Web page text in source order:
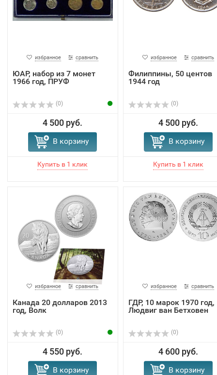
избранное сравнить
ЮАР, набор из 7 монет
1966 год, ПРУФ
(0)
4 500 руб.
В корзину
избранное сравнить
Филиппины, 50 центов
1944 год
(0)
4 500 руб.
В корзину
избранное сравнить
Канада 20 долларов 2013
год, Волк
(0)
4 550 руб.
В корзину
избранное сравнить
ГДР, 10 марок 1970 год,
Людвиг ван Бетховен
(0)
4 600 руб.
В корзину